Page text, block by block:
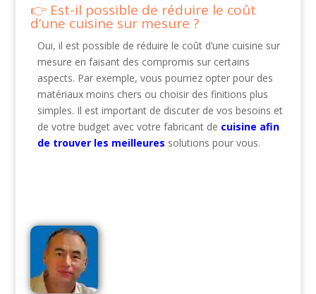
Est-il possible de réduire le coût
d’une cuisine sur mesure ?
Oui, il est possible de réduire le coût d’une cuisine sur
mesure en faisant des compromis sur certains
aspects. Par exemple, vous pourriez opter pour des
matériaux moins chers ou choisir des finitions plus
simples. Il est important de discuter de vos besoins et
de votre budget avec votre fabricant de cuisine afin
de trouver les meilleures solutions pour vous.